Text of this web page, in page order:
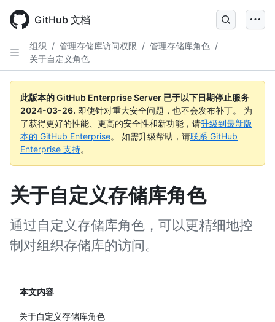
main
content
GitHub 文档
组织 / 管理存储库访问权限 / 管理存储库角色 /
关于自定义角色
此版本的 GitHub Enterprise Server 已于以下日期停止服务
2024-03-26. 即使针对重大安全问题，也不会发布补丁。 为
了获得更好的性能、更高的安全性和新功能，请升级到最新版
本的 GitHub Enterprise。 如需升级帮助，请联系 GitHub
Enterprise 支持。
关于自定义存储库角色
通过自定义存储库角色，可以更精细地控
制对组织存储库的访问。
本文内容
关于自定义存储库角色